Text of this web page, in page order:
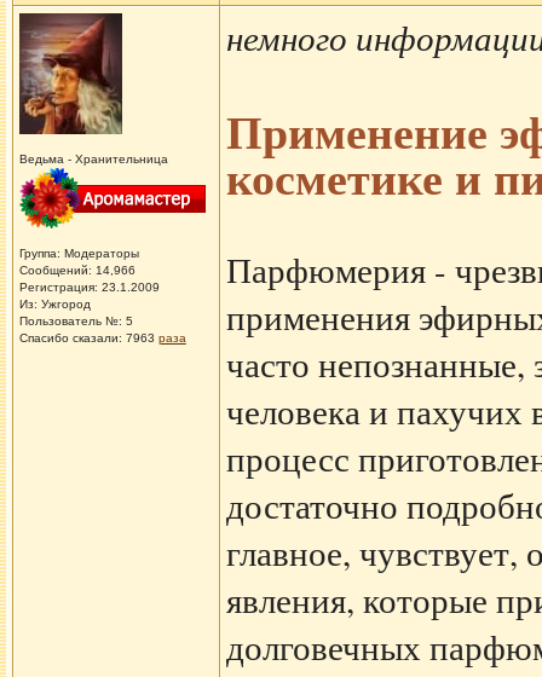
Ведьма - Хранительница
Группа: Модераторы
Сообщений: 14,966
Регистрация: 23.1.2009
Из: Ужгород
Пользователь №: 5
Спасибо сказали: 7963 раза
немного
Применение
косметике и
Парфюмерия -
применения
часто непознанные,
человека и пахучих
процесс
достаточно
главное,
явления, которые
долговечных